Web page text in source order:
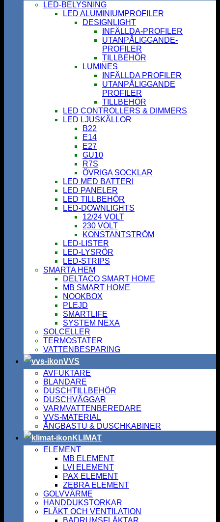
LED-BELYSNING
LED ALUMINIUMPROFILER
DESIGNLIGHT
INFÄLLDA-PROFILER
UTANPÅLIGGANDE-
PROFILER
TILLBEHÖR
LUMINES
INFÄLLDA PROFILER
UTANPÅLIGGANDE
PROFILER
TILLBEHÖR
LED CONTROLLERS & DIMMERS
LED LJUSKÄLLOR
B22
E14
E27
GU10
R7S
ÖVRIGA SOCKLAR
LED MED BATTERI
LED PANELER
LED TILLBEHÖR
LED-DOWNLIGHTS
12/24 VOLT
230 VOLT
KONSTANTSTRÖM
LED-LISTER
LED-LYSRÖR
LED-STRIPS
SMARTA HEM
DELTACO SMART HOME
MB SMART HOME
NOOKBOX
PLEJD
SMARTLIFE
SYSTEM NEXA
SOLCELLER
TERMOSTATER
VATTENBESPARING
VVS
AVFUKTARE
BLANDARE
DUSCHTILLBEHÖR
DUSCHVÄGGAR
VARMVATTENBEREDARE
VVS-MATERIAL
ÅNGBASTU & DUSCHKABINER
KLIMAT
ELEMENT
MB ELEMENT
LVI ELEMENT
PAX ELEMENT
ZEBRA ELEMENT
GOLVVÄRME
HANDDUKSTORKAR
FLÄKT OCH VENTILATION
BADRUMSFLÄKTAR